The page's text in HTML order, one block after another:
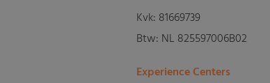
Kvk: 81669739
Btw: NL 825597006B02
Experience Centers